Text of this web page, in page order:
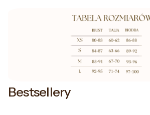
Bestsellery